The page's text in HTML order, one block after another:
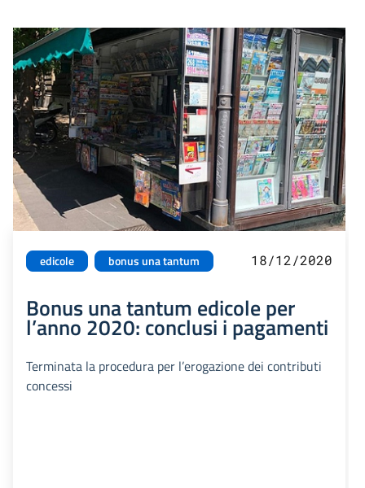
edicole bonus una tantum 18/12/2020
Bonus una tantum edicole per
l’anno 2020: conclusi i pagamenti
Terminata la procedura per l’erogazione dei contributi
concessi